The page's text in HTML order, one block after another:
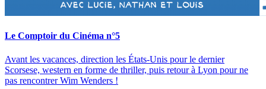
Le Comptoir du Cinéma n°5
Avant les vacances, direction les États-Unis pour le dernier
Scorsese, western en forme de thriller, puis retour à Lyon pour ne
pas rencontrer Wim Wenders !